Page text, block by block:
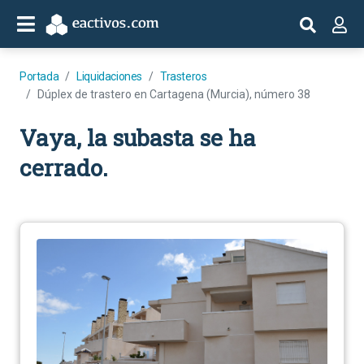
Portada Liquidaciones
Trasteros
Dúplex de trastero en Cartagena (Murcia), número 38
Vaya, la subasta se ha
cerrado.